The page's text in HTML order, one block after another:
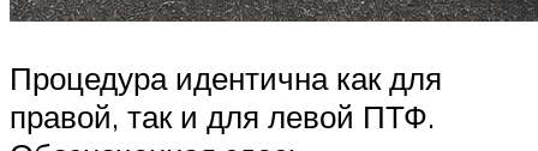
Процедура идентична как для
правой, так и для левой ПТФ.